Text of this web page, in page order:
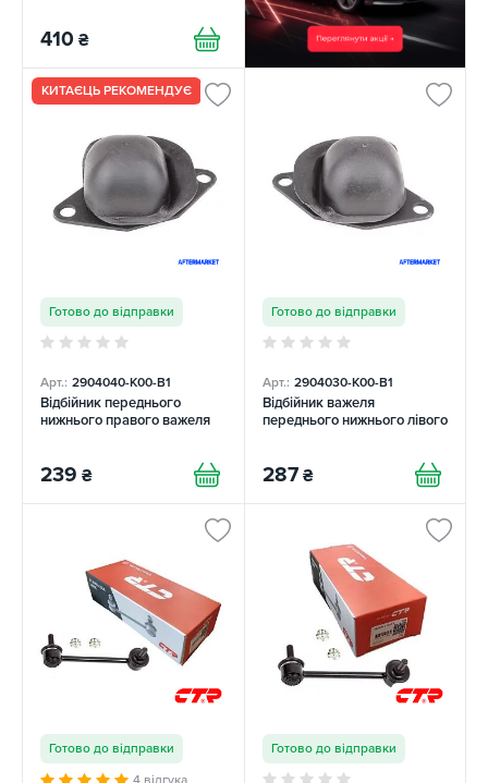
410 ₴
КИТАЄЦЬ РЕКОМЕНДУЄ
Готово до відправки
Арт.: 2904040-K00-B1
Відбійник переднього
нижнього правого важеля
239 ₴
Готово до відправки
Арт.: 2904030-K00-B1
Відбійник важеля
переднього нижнього лівого
287 ₴
Готово до відправки
4 відгука
Готово до відправки